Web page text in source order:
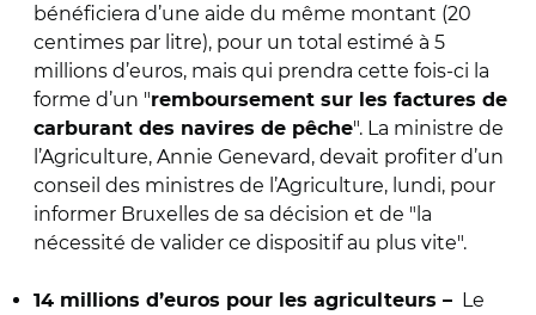
bénéficiera d’une aide du même montant (20
centimes par litre), pour un total estimé à 5
millions d’euros, mais qui prendra cette fois-ci la
forme d’un "remboursement sur les factures de
carburant des navires de pêche". La ministre de
l’Agriculture, Annie Genevard, devait profiter d’un
conseil des ministres de l’Agriculture, lundi, pour
informer Bruxelles de sa décision et de "la
nécessité de valider ce dispositif au plus vite".
14 millions d’euros pour les agriculteurs – Le